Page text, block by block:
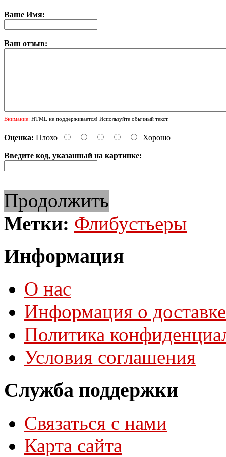
Ваше Имя:
Ваш отзыв:
Внимание: HTML не поддерживается! Используйте обычный текст.
Оценка: Плохо Хорошо
Введите код, указанный на картинке:
Продолжить
Метки: Флибустьеры
Информация
О нас
Информация о доставке
Политика
Условия соглашения
Служба поддержки
Связаться с нами
Карта сайта